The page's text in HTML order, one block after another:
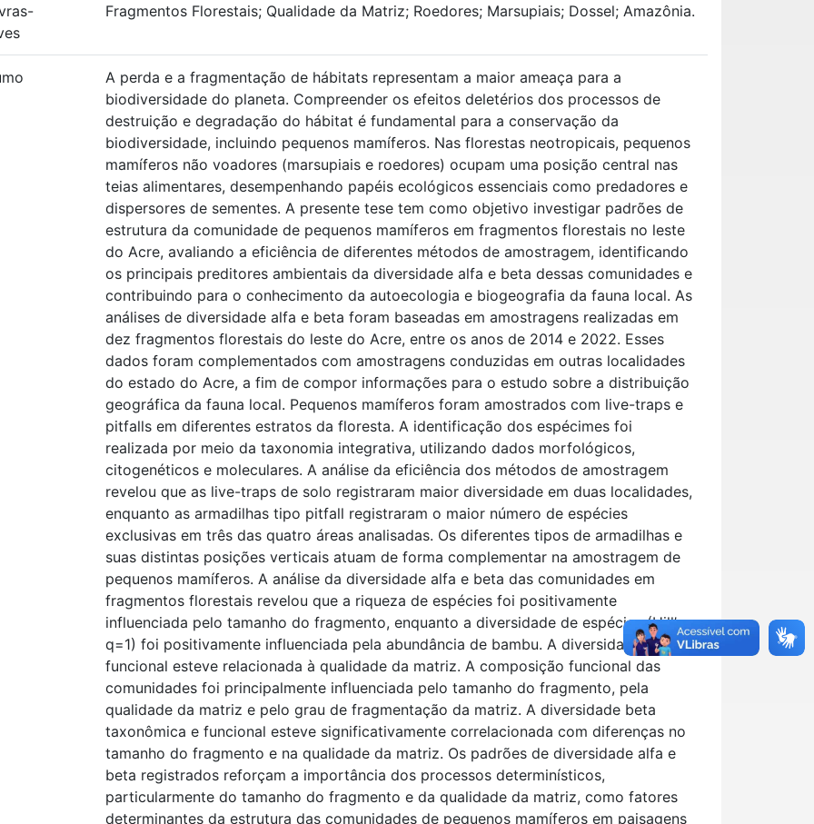
Fragmentos Florestais; Qualidade da Matriz; Roedores; Marsupiais; Dossel; Amazônia.
A perda e a fragmentação de hábitats representam a maior ameaça para a
biodiversidade do planeta. Compreender os efeitos deletérios dos processos de
destruição e degradação do hábitat é fundamental para a conservação da
biodiversidade, incluindo pequenos mamíferos. Nas florestas neotropicais, pequenos
mamíferos não voadores (marsupiais e roedores) ocupam uma posição central nas
teias alimentares, desempenhando papéis ecológicos essenciais como predadores e
dispersores de sementes. A presente tese tem como objetivo investigar padrões de
estrutura da comunidade de pequenos mamíferos em fragmentos florestais no leste
do Acre, avaliando a eficiência de diferentes métodos de amostragem, identificando
os principais preditores ambientais da diversidade alfa e beta dessas comunidades e
contribuindo para o conhecimento da autoecologia e biogeografia da fauna local. As
análises de diversidade alfa e beta foram baseadas em amostragens realizadas em
dez fragmentos florestais do leste do Acre, entre os anos de 2014 e 2022. Esses
dados foram complementados com amostragens conduzidas em outras localidades
do estado do Acre, a fim de compor informações para o estudo sobre a distribuição
geográfica da fauna local. Pequenos mamíferos foram amostrados com live-traps e
pitfalls em diferentes estratos da floresta. A identificação dos espécimes foi
realizada por meio da taxonomia integrativa, utilizando dados morfológicos,
citogenéticos e moleculares. A análise da eficiência dos métodos de amostragem
revelou que as live-traps de solo registraram maior diversidade em duas localidades,
enquanto as armadilhas tipo pitfall registraram o maior número de espécies
exclusivas em três das quatro áreas analisadas. Os diferentes tipos de armadilhas e
suas distintas posições verticais atuam de forma complementar na amostragem de
pequenos mamíferos. A análise da diversidade alfa e beta das comunidades em
fragmentos florestais revelou que a riqueza de espécies foi positivamente
influenciada pelo tamanho do fragmento, enquanto a diversidade de espécies (Hill’s
q=1) foi positivamente influenciada pela abundância de bambu. A diversidade
funcional esteve relacionada à qualidade da matriz. A composição funcional das
comunidades foi principalmente influenciada pelo tamanho do fragmento, pela
qualidade da matriz e pelo grau de fragmentação da matriz. A diversidade beta
taxonômica e funcional esteve significativamente correlacionada com diferenças no
tamanho do fragmento e na qualidade da matriz. Os padrões de diversidade alfa e
beta registrados reforçam a importância dos processos determinísticos,
particularmente do tamanho do fragmento e da qualidade da matriz, como fatores
determinantes da estrutura das comunidades de pequenos mamíferos em paisagens